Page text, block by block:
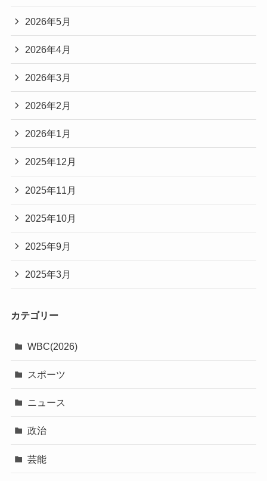
2026年5月
2026年4月
2026年3月
2026年2月
2026年1月
2025年12月
2025年11月
2025年10月
2025年9月
2025年3月
カテゴリー
WBC(2026)
スポーツ
ニュース
政治
芸能